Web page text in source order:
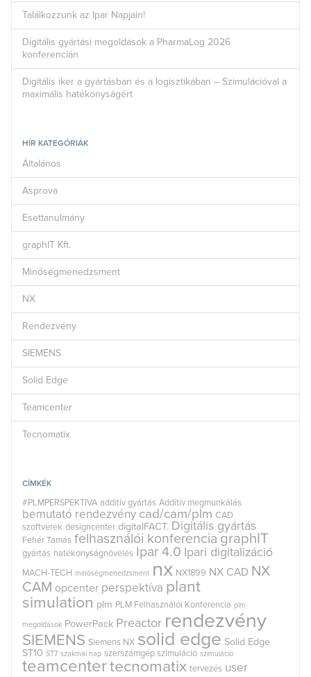
Találkozzunk az Ipar Napjain!
Digitális gyártási megoldások a PharmaLog 2026
konferencián
Digitális iker a gyártásban és a logisztikában – Szimulációval a
maximális hatékonyságért
HÍR KATEGÓRIÁK
Általános
Asprova
Esettanulmány
graphIT Kft.
Minőségmenedzsment
NX
Rendezvény
SIEMENS
Solid Edge
Teamcenter
Tecnomatix
CÍMKÉK
#PLMPERSPEKTIVA additív gyártás Additív megmunkálás
bemutató rendezvény cad/cam/plm CAD
szoftverek designcenter digitalFACT. Digitális gyártás
Fehér Tamás felhasználói konferencia graphIT
gyártás hatékonyságnövelés Ipar 4.0 Ipari digitalizáció
MACH-TECH minőségmenedzsment nx NX1899 NX CAD NX
CAM opcenter perspektíva plant
simulation plm PLM Felhasználói Konferencia plm
megoldások PowerPack Preactor rendezvény
SIEMENS Siemens NX solid edge Solid Edge
ST10 ST7 szakmai nap szerszámgép szimuláció szimuláció
teamcentertecnomatix tervezés user